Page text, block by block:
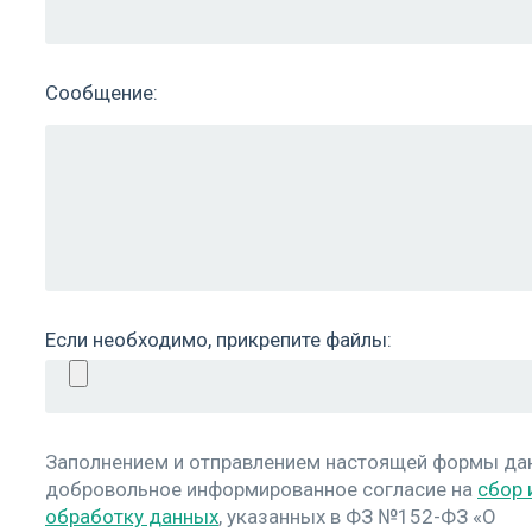
Сообщение:
Если необходимо, прикрепите файлы:
Заполнением и отправлением настоящей формы
добровольное информированное согласие на сбор
обработку данных, указанных в ФЗ №152-ФЗ «О